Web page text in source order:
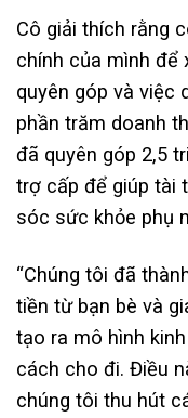
Cô giải thích rằng
chính của mình để
quyên góp và việc
phần trăm doanh
đã quyên góp 2,5
trợ cấp để giúp tài
sóc sức khỏe phụ
“Chúng tôi đã
tiền từ bạn bè và
tạo ra mô hình
cách cho đi. Điều
chúng tôi thu hút